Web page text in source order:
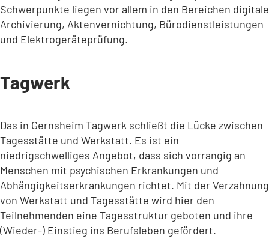
Schwerpunkte liegen vor allem in den Bereichen digitale
Archivierung, Aktenvernichtung, Bürodienstleistungen
und Elektrogeräteprüfung.
Tagwerk
Das in Gernsheim Tagwerk schließt die Lücke zwischen
Tagesstätte und Werkstatt. Es ist ein
niedrigschwelliges Angebot, dass sich vorrangig an
Menschen mit psychischen Erkrankungen und
Abhängigkeitserkrankungen richtet. Mit der Verzahnung
von Werkstatt und Tagesstätte wird hier den
Teilnehmenden eine Tagesstruktur geboten und ihre
(Wieder-) Einstieg ins Berufsleben gefördert.